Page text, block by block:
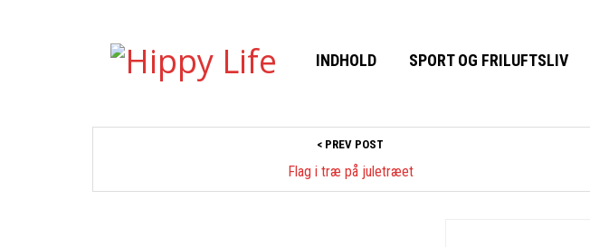
INDHOLD SPORT OG FRILUFTSLIV
< PREV POST
Flag i træ på juletræet